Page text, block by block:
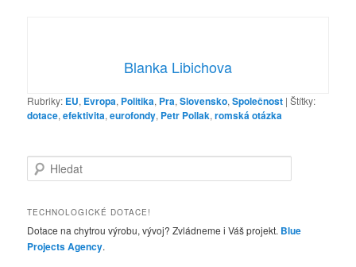
Blanka Libichova
Rubriky: EU, Evropa, Politika, Pra,Slovensko,Společnost |Štítky:
dotace,efektivita,eurofondy, Petr Pollak,romská otázka
l
d
t
TECHNOLOGICKÉ DOTACE!
Dotace na chytrou výrobu, vývoj? Zvládneme i Váš projekt. Blue
Projects Agency.